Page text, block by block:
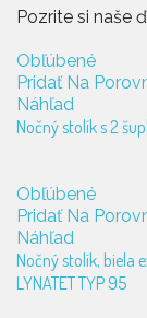
Pozrite si naše
Obľúbené
Pridať Na
Náhľad
Nočný stolík s 2
Obľúbené
Pridať Na
Náhľad
Nočný stolík, biela
LYNATET TYP 95